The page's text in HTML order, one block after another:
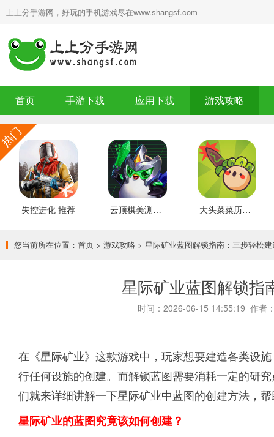
上上分手游网，好玩的手机游戏尽在www.shangsf.com
首页 手游下载 应用下载 游戏攻略
失控进化 推荐 云顶棋美测服 最新版 大头菜菜历险记 好玩的
您当前所在位置： 首页 > 游戏攻略 > 星际矿业蓝图解锁指南：三步轻松
星际矿业蓝图解锁指
时间：2026-06-15 14:55:19 作者
在《星际矿业》这款游戏中，玩家想要建造各类设
行任何设施的创建。而解锁蓝图需要消耗一定的研
们就来详细讲解一下星际矿业中蓝图的创建方法，
星际矿业的蓝图究竟该如何创建？